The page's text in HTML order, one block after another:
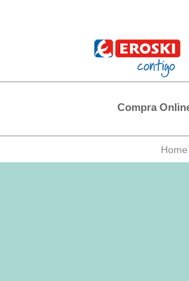
Compra
Home